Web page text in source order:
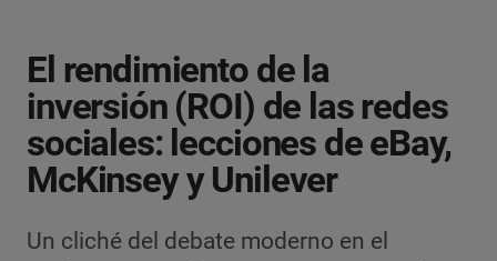
El rendimiento de la
inversión (ROI) de las redes
sociales: lecciones de eBay,
McKinsey y Unilever
Un cliché del debate moderno en el